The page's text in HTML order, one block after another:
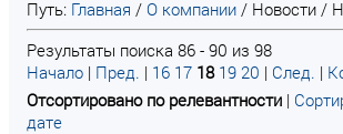
Путь: Главная / О компании / Новости /
Результаты поиска 86 - 90 из 98
Начало | Пред. | 16 17 18 19 20 | След. |
Отсортировано по релевантности |
дате